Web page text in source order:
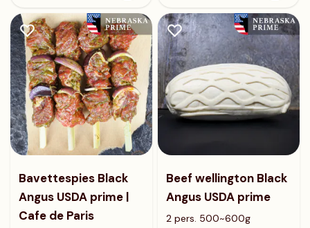
Bavettespies Black
Angus USDA prime |
Cafe de Paris
Beef wellington Black
Angus USDA prime
2 pers. 500~600g